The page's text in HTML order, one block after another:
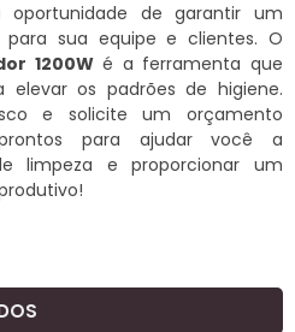
de garantir um
sua equipe e clientes. O
1200Wé a ferramenta que
elevar os padrões de higiene.
e solicite um orçamento
prontos para ajudar você a
limpeza e proporcionar um